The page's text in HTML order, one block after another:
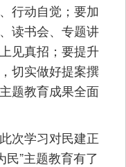
行动自觉；要加
读书会、专题讲
见真招；要提升
切实做好提案撰
题教育成果全面
次学习对民建正
民”主题教育有了